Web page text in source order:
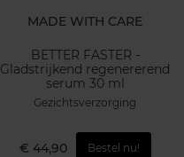
MADE WITH CARE
BETTER FASTER -
Gladstrijkend regenererend
serum 30 ml
Gezichtsverzorging
€ 44,90 Bestel nu!